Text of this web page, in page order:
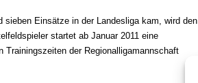
Einsätze in der Landesliga kam, wird den
startet ab Januar 2011 eine
Trainingszeiten der Regionalligamannschaft